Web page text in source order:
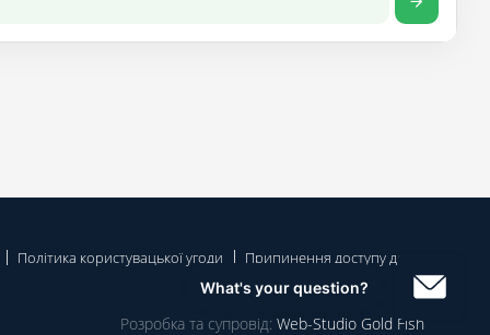
Політика користувацької угоди
Припинення доступу до
Розробка та супровід:Web-Studio Gold Fish